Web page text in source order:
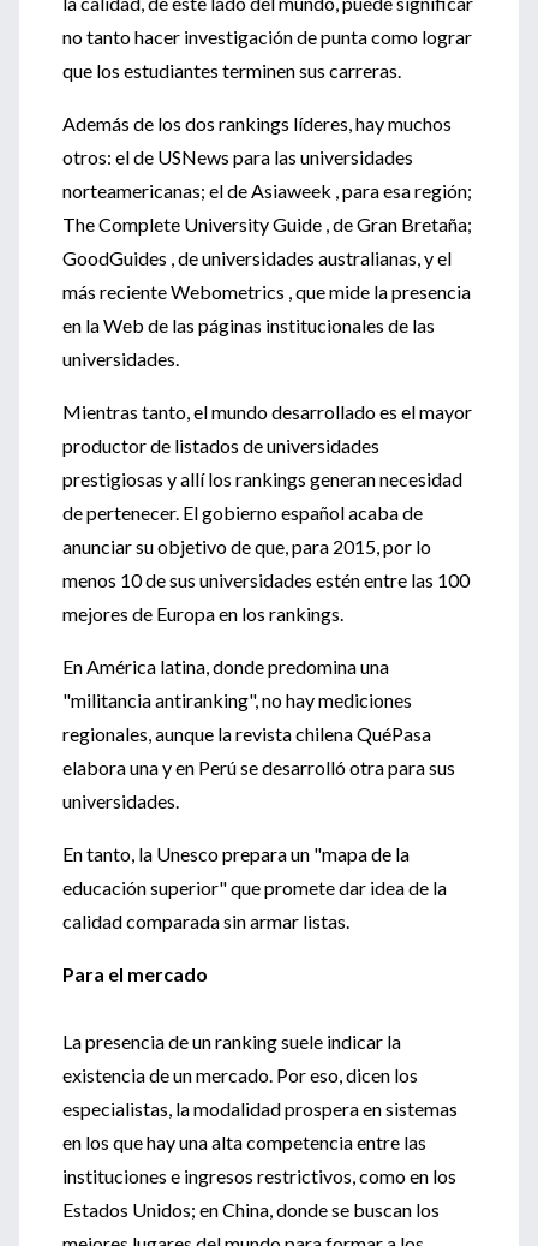
no tanto hacer investigación de punta como lograr
que los estudiantes terminen sus carreras.
Además de los dos rankings líderes, hay muchos
otros: el de USNews para las universidades
norteamericanas; el de Asiaweek , para esa región;
The Complete University Guide , de Gran Bretaña;
GoodGuides , de universidades australianas, y el
más reciente Webometrics , que mide la presencia
en la Web de las páginas institucionales de las
universidades.
Mientras tanto, el mundo desarrollado es el mayor
productor de listados de universidades
prestigiosas y allí los rankings generan necesidad
de pertenecer. El gobierno español acaba de
anunciar su objetivo de que, para 2015, por lo
menos 10 de sus universidades estén entre las 100
mejores de Europa en los rankings.
En América latina, donde predomina una
"militancia antiranking", no hay mediciones
regionales, aunque la revista chilena QuéPasa
elabora una y en Perú se desarrolló otra para sus
universidades.
En tanto, la Unesco prepara un "mapa de la
educación superior" que promete dar idea de la
calidad comparada sin armar listas.
Para el mercado
La presencia de un ranking suele indicar la
existencia de un mercado. Por eso, dicen los
especialistas, la modalidad prospera en sistemas
en los que hay una alta competencia entre las
instituciones e ingresos restrictivos, como en los
Estados Unidos; en China, donde se buscan los